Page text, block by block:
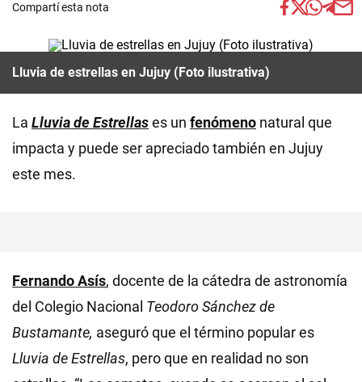
Compartí esta nota
Lluvia de estrellas en Jujuy (Foto ilustrativa)
La Lluvia de Estrellases un fenómeno natural que
impacta y puede ser apreciado también en Jujuy
este mes.
Fernando Asís, docente de la cátedra de astronomía
del Colegio Nacional Teodoro Sánchez de
Bustamante, aseguró que el término popular es
Lluvia de Estrellas, pero que en realidad no son